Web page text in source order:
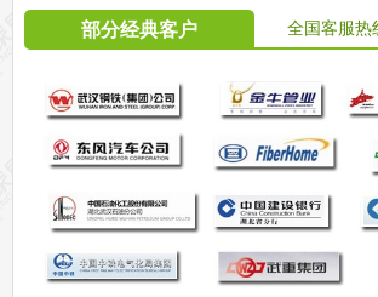
部分经典客户 全国客服热